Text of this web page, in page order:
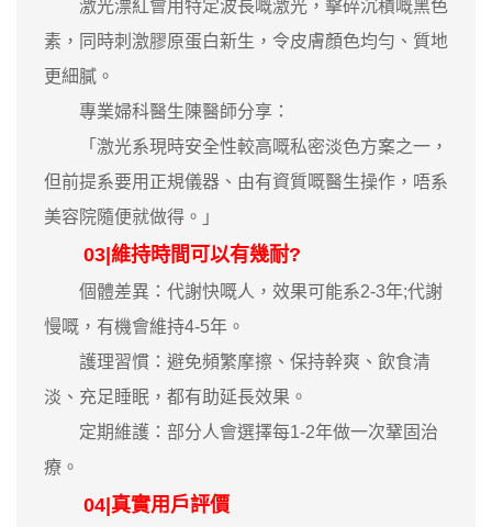
激光漂紅會用特定波長嘅激光，擊碎沉積嘅黑色
素，同時刺激膠原蛋白新生，令皮膚顏色均勻、質地
更細膩。
專業婦科醫生陳醫師分享：
「激光系現時安全性較高嘅私密淡色方案之一，
但前提系要用正規儀器、由有資質嘅醫生操作，唔系
美容院隨便就做得。」
03|維持時間可以有幾耐?
個體差異：代謝快嘅人，效果可能系2-3年;代謝
慢嘅，有機會維持4-5年。
護理習慣：避免頻繁摩擦、保持幹爽、飲食清
淡、充足睡眠，都有助延長效果。
定期維護：部分人會選擇每1-2年做一次鞏固治
療。
04|真實用戶評價